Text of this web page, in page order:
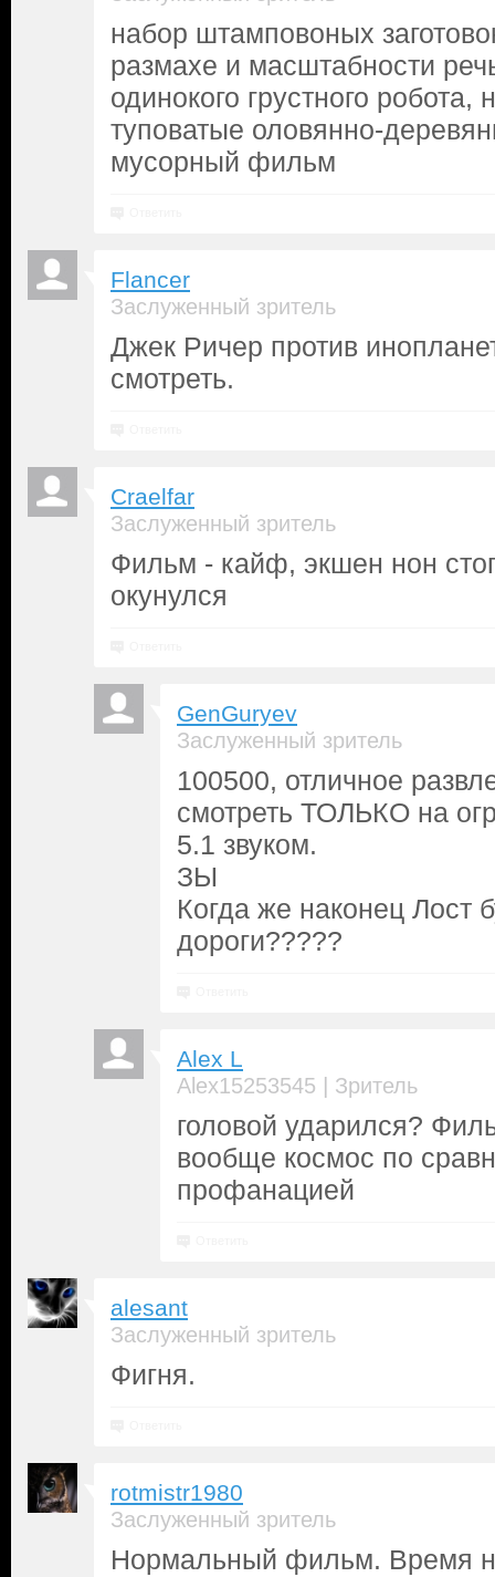
набор штамповоных
размахе и масштабности
одинокого грустного робота,
туповатые оловянно-
мусорный фильм
Flancer
Заслуженный зритель
Джек Ричер против
смотреть.
Craelfar
Заслуженный зритель
Фильм - кайф, экшен нон
окунулся
GenGuryev
Заслуженный зритель
100500, отличное
смотреть ТОЛЬКО на
5.1 звуком.
ЗЫ
Когда же наконец Лост
дороги?????
Alex L
Alex15253545 | Зритель
головой ударился?
вообще космос по
профанацией
alesant
Заслуженный зритель
Фигня.
rotmistr1980
Заслуженный зритель
Нормальный фильм. Время